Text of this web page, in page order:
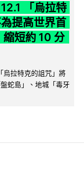
「烏拉特
提高世界首
短約 10 分
烏拉特克的詛咒」將
蛇島」、地城「毒牙